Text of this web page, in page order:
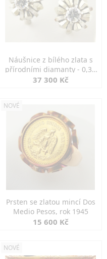
Náušnice z bílého zlata s
přírodními diamanty - 0,30
ct
37 300 Kč
NOVÉ
Prsten se zlatou mincí Dos
Medio Pesos, rok 1945
15 600 Kč
NOVÉ